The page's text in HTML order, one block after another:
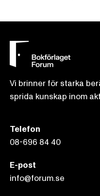
Vi brinner för starka
sprida kunskap inom
Telefon
08-696 84 40
E-post
info@forum.se